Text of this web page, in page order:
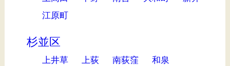
江原町
杉並区
上井草 上荻 南荻窪
和泉